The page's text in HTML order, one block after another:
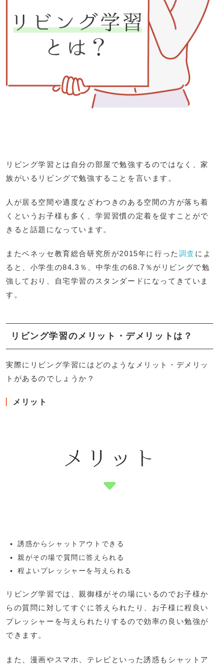
リビング学習とは自分の部屋で勉強するのではなく、家
族がいるリビングで勉強することを言います。
人が居る空間や適度なざわつきのある空間の方が落ち着
くというお子様も多く、学習習慣の定着を促すことがで
きると話題になっています。
またベネッセ教育総合研究所が2015年に行った 調査 によ
ると、小学生の84.3％、中学生の68.7％がリビングで勉
強しており、自宅学習のスタンダードになってきていま
す。
リビング学習のメリット・デメリットは？
実際にリビング学習にはどのようなメリット・デメリッ
トがあるのでしょうか？
メリット
誘惑からシャットアウトできる
親がその場で質問に答えられる
程よいプレッシャーを与えられる
リビング学習では、親御様がその場にいるのでお子様か
らの質問に対してすぐに答えられたり、お子様に程良い
プレッシャーを与えられたりするので効率の良い勉強が
できます。
また、漫画やスマホ、テレビといった誘惑もシャットア